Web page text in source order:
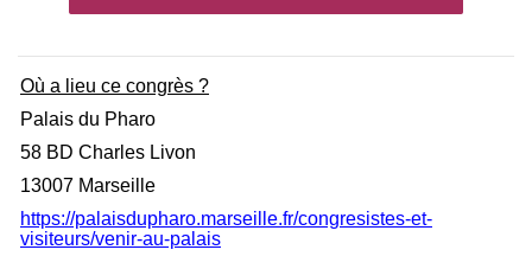
Où a lieu ce congrès ?
Palais du Pharo
58 BD Charles Livon
13007 Marseille
https://palaisdupharo.marseille.fr/congresistes-et-
visiteurs/venir-au-palais